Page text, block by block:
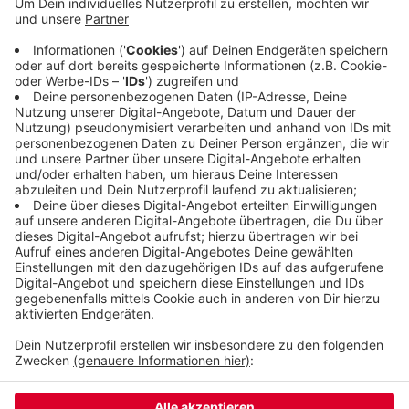
Workshops, Diskussionen und Aktionen sollen alle
Wuppertaler mit einbeziehen, sagt Bettina
Wagner-Bergelt vom Tanztheater Pina Bausch. Die
Aktionswoche endet morgen.
Hier gibt es mehr Infos.
Veröffentlicht:Samstag, 28.11.2020 07:06
Anzeige
Anzeige